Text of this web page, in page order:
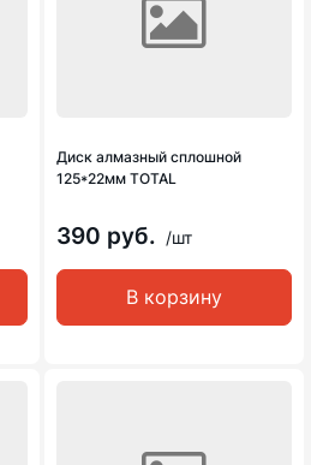
Диск алмазный сплошной
125*22мм TOTAL
390 руб. /шт
В корзину